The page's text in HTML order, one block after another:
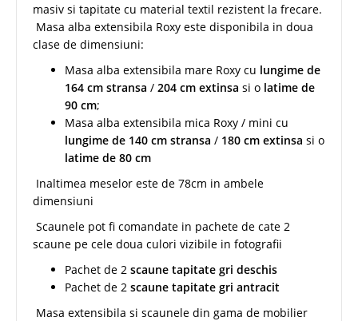
masiv si tapitate cu material textil rezistent la frecare.
Masa alba extensibila Roxy este disponibila in doua
clase de dimensiuni:
Masa alba extensibila mare Roxy cu lungime de
164 cm stransa / 204 cm extinsa si o latime de
90 cm;
Masa alba extensibila mica Roxy / mini cu
lungime de 140 cm stransa / 180 cm extinsa si o
latime de 80 cm
​Inaltimea meselor este de 78cm in ambele
dimensiuni
Scaunele pot fi comandate in pachete de cate 2
scaune pe cele doua culori vizibile in fotografii
Pachet de 2 scaune tapitate gri deschis
Pachet de 2 scaune tapitate gri antracit
Masa extensibila si scaunele din gama de mobilier